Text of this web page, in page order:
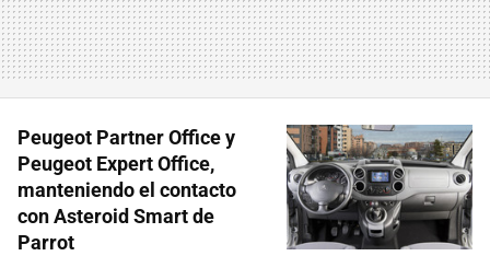
Peugeot Partner Office y
Peugeot Expert Office,
manteniendo el contacto
con Asteroid Smart de
Parrot